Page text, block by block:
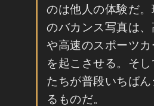
のは他人の体験だ
のバカンス写真は
や高速のスポーツ
を起こさせる。そ
たちが普段いちば
るものだ。